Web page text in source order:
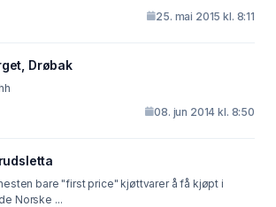
25. mai 2015 kl. 8:11
Drøbak
08. jun 2014 kl. 8:50
bare "first price" kjøttvarer å få kjøpt i
Norske ...